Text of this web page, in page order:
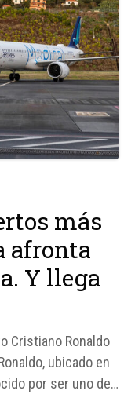
más
afronta
Y llega
Cristiano Ronaldo
ubicado en
por ser uno de